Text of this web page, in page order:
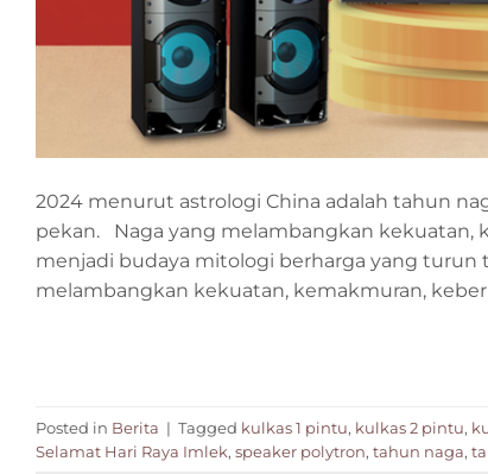
2024 menurut astrologi China adalah tahun
pekan. Naga yang melambangkan kekuatan,
menjadi budaya mitologi berharga yang
melambangkan kekuatan, kemakmuran,
Posted in Berita | Tagged kulkas 1 pintu, kulkas 2 pintu,
Selamat Hari Raya Imlek, speaker polytron, tahun naga,